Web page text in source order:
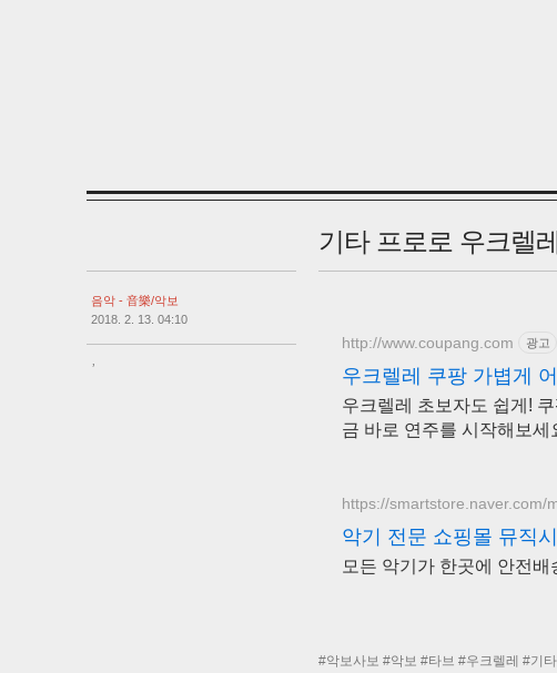
음악 - 音樂/악보
2018. 2. 13. 04:10
기타 프로로 우크렐
http://www.coupang.com 광고
우크렐레 쿠팡 가볍게
우크렐레 초보자도 쉽게!
금 바로 연주를 시작해보세
https://smartstore.naver.com/
악기 전문 쇼핑몰 뮤직시
모든 악기가 한곳에 안전
#악보사보 #악보 #타브 #우크렐레 #기